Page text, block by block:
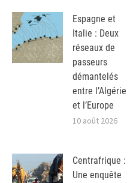
Espagne et
Italie : Deux
réseaux de
passeurs
démantelés
entre l’Algérie
et l’Europe
10 août 2026
Centrafrique :
Une enquête